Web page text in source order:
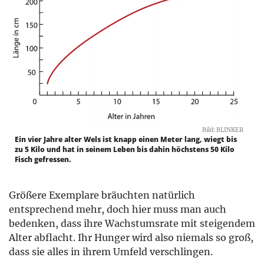
Bild: BLINKER
Ein vier Jahre alter Wels ist knapp einen Meter lang, wiegt bis
zu 5 Kilo und hat in seinem Leben bis dahin höchstens 50 Kilo
Fisch gefressen.
Größere Exemplare bräuchten natürlich
entsprechend mehr, doch hier muss man auch
bedenken, dass ihre Wachstumsrate mit steigendem
Alter abflacht. Ihr Hunger wird also niemals so groß,
dass sie alles in ihrem Umfeld verschlingen.